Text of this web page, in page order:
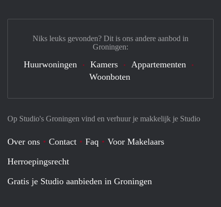
Op Studio's Groningen vind en verhuur je makkelijk je Studio
Over ons Contact Faq
Voor Makelaars
Herroepingsrecht
Gratis je Studio aanbieden in Groningen
Niks leuks gevonden? Dit is ons andere aanbod in
Groningen:
Huurwoningen Kamers
Appartementen
Woonboten